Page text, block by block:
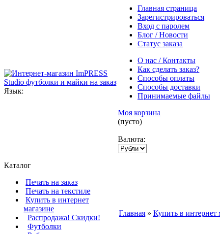
Язык:
Главная страница
Зарегистрироваться
Вход с паролем
Блог / Новости
Статус заказа
О нас / Контакты
Как сделать заказ?
Способы оплаты
Способы доставки
Принимаемые файлы
Моя корзина
(пусто)
Валюта:
Каталог
Печать на заказ
Печать на текстиле
Купить в интернет
магазине
Распродажа! Скидки!
Футболки
Главная » Купить в интернет